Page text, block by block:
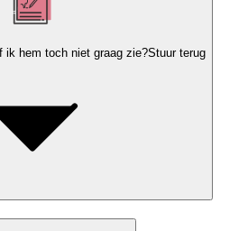
hem toch niet graag zie?Stuur terug